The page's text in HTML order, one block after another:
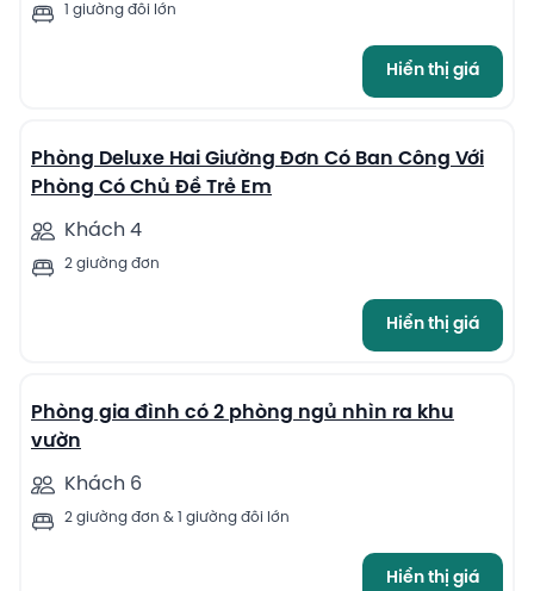
1 giường đôi lớn
Hiển thị giá
6
Phòng Deluxe Hai Giường Đơn Có Ban Công Với
Phòng Có Chủ Đề Trẻ Em
Khách 4
2 giường đơn
Hiển thị giá
4
Phòng gia đình có 2 phòng ngủ nhìn ra khu
vườn
Khách 6
2 giường đơn & 1 giường đôi lớn
Hiển thị giá